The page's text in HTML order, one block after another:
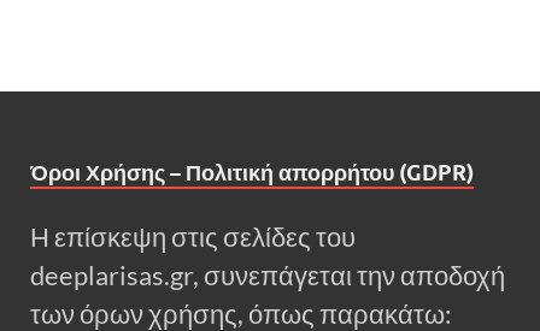
Όροι Χρήσης – Πολιτική απορρήτου (GDPR)
Η επίσκεψη στις σελίδες του
deeplarisas.gr, συνεπάγεται την αποδοχή
των όρων χρήσης, όπως παρακάτω: